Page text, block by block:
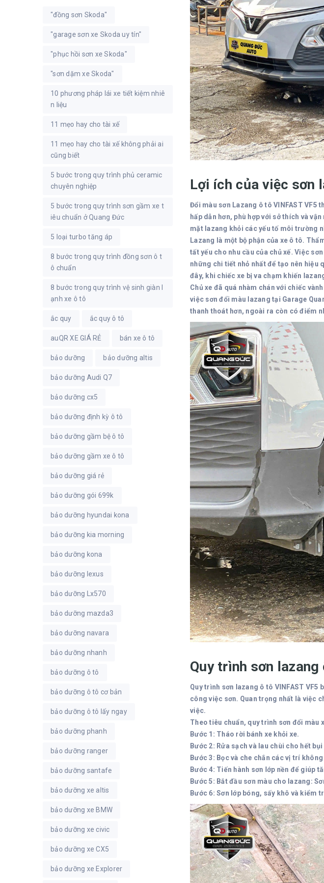
Lợi ích của việc sơn
Đổi màu sơn Lazang ô tô VINFAST VF5
hấp dẫn hơn, phù hợp với sở thích và
mặt lazang khỏi các yếu tố môi trường
Lazang là một bộ phận của xe ô tô.
tất yếu cho nhu cầu của chủ xế. Việc
những chi tiết nhỏ nhất để tạo nên hiệu
đây, khi chiếc xe bị va chạm khiến
Chủ xe đã quá nhàm chán với chiếc
việc sơn đổi màu lazang tại Garage
thanh thoát hơn, ngoài ra còn có điểm
Quy trình sơn lazang
Quy trình sơn lazang ô tô VINFAST
công việc sơn. Quan trọng nhất là việc
việc.
Theo tiêu chuẩn, quy trình sơn đổi màu
Bước 1: Tháo rời bánh xe khỏi xe.
Bước 2: Rửa sạch và lau chùi cho hết
Bước 3: Bọc và che chắn các vị trí
Bước 4: Tiến hành sơn lớp nền để giúp
Bước 5: Bắt đầu sơn màu cho lazang:
Bước 6: Sơn lớp bóng, sấy khô và kiểm
"đồng sơn Skoda"
"garage sơn xe Skoda uy tín"
"phục hồi sơn xe Skoda"
"sơn dặm xe Skoda"
10 phương pháp lái xe tiết kiệm nhiê
n liệu
11 mẹo hay cho tài xế
11 mẹo hay cho tài xế không phải ai
cũng biết
5 bước trong quy trình phủ ceramic
chuyên nghiệp
5 bước trong quy trình sơn gầm xe t
iêu chuẩn ở Quang Đức
5 loại turbo tăng áp
8 bước trong quy trình đồng sơn ô t
ô chuẩn
8 bước trong quy trình vệ sinh giàn l
ạnh xe ô tô
ắc quy ắc quy ô tô
auQR XE GIÁ RẺ bán xe ô tô
bảo dưỡng bảo dưỡng altis
bảo dưỡng Audi Q7
bảo dưỡng cx5
bảo dưỡng định kỳ ô tô
bảo dưỡng gầm bệ ô tô
bảo dưỡng gầm xe ô tô
bảo dưỡng giá rẻ
bảo dưỡng gói 699k
bảo dưỡng hyundai kona
bảo dưỡng kia morning
bảo dưỡng kona
bảo dưỡng lexus
bảo dưỡng Lx570
bảo dưỡng mazda3
bảo dưỡng navara
bảo dưỡng nhanh
bảo dưỡng ô tô
bảo dưỡng ô tô cơ bản
bảo dưỡng ô tô lấy ngay
bảo dưỡng phanh
bảo dưỡng ranger
bảo dưỡng santafe
bảo dưỡng xe altis
bảo dưỡng xe BMW
bảo dưỡng xe civic
bảo dưỡng xe CX5
bảo dưỡng xe Explorer